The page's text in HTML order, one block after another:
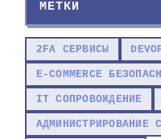
МЕТКИ
2FA СЕРВИСЫ
E-COMMERCE
IT СОПРОВОЖДЕНИЕ
АДМИНИСТРИРОВАНИЕ